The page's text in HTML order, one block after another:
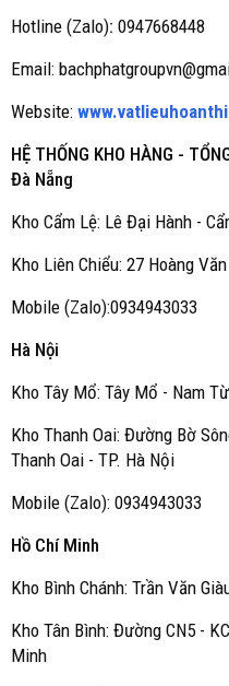
Hotline (Zalo): 0947668448
Email:
Website:
HỆ THỐNG KHO HÀNG -
Đà Nẵng
Kho Cẩm Lệ: Lê Đại Hành -
Kho Liên Chiểu: 27 Hoàng
Mobile (Zalo):0934943033
Hà Nội
Kho Tây Mổ: Tây Mổ - Nam
Kho Thanh Oai: Đường Bờ
Thanh Oai - TP. Hà Nội
Mobile (Zalo): 0934943033
Hồ Chí Minh
Kho Bình Chánh: Trần Văn
Kho Tân Bình: Đường CN5 -
Minh